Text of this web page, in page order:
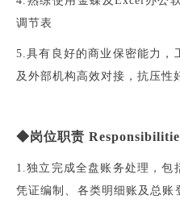
调节表
5.具有良好的商业保密能力，
及外部机构高效对接，抗压性
◆岗位职责
1.独立完成全盘账务处理，包
凭证编制、各类明细账及总账